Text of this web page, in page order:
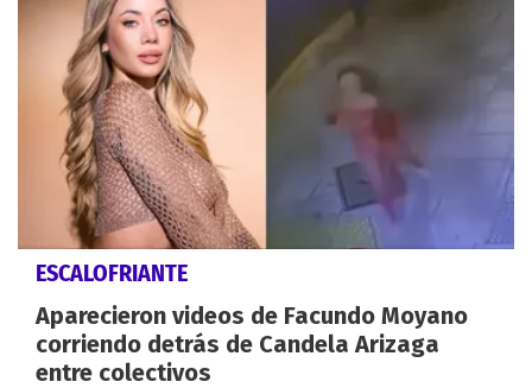
ESCALOFRIANTE
Aparecieron videos de Facundo Moyano
corriendo detrás de Candela Arizaga
entre colectivos